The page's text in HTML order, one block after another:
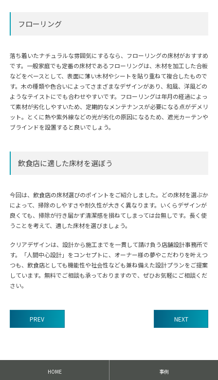
フローリング
落ち着いたナチュラルな雰囲気にするなら、フローリングの床材がおすすめ
です。一般家庭でも定番の床材であるフローリングは、木材を加工した合板
などをベースとして、表面に薄い木材やシートを貼り重ねて複合したもので
す。木の種類や色合いによってさまざまなデザインがあり、和風、洋風どの
ようなテイストにでも合わせやすいです。フローリングは年月の経過によっ
て素材が劣化しやすいため、定期的なメンテナンスが必要になる点がデメリ
ット。とくに熱や紫外線などの光が劣化の原因になるため、遮光カーテンや
ブラインドを設置すると良いでしょう。
飲食店に適した床材を選ぼう
今回は、飲食店の床材選びのポイントをご紹介しました。どの床材を選ぶか
によって、掃除のしやすさや耐久性が大きく異なります。いくらデザインが
良くても、掃除が行き届かず清潔感を損ねてしまっては台無しです。長く使
うことを考えて、適した床材を選びましょう。
クリアデザインは、設計から施工までを一貫して請け負う店舗設計事務所で
す。「人間中心設計」をコンセプトに、オーナー様の夢やこだわりを叶えつ
つも、飲食店としても機能性や社会性なども兼ね備えた設計プランをご提案
しています。無料でご相談も承っておりますので、ぜひお気軽にご相談くだ
さい。
の
PREV NEXT
HOME 事例